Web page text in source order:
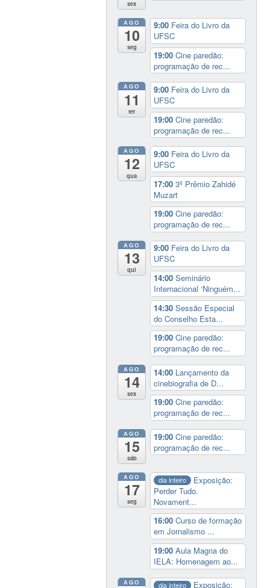
sex
AGO
10
seg
9:00 Feira do Livro da
UFSC
19:00Cine paredão:
programação de rec...
AGO
11
ter
9:00 Feira do Livro da
UFSC
19:00Cine paredão:
programação de rec...
AGO
12
qua
9:00 Feira do Livro da
UFSC
17:003º Prêmio Zahidé
Muzart
19:00Cine paredão:
programação de rec...
AGO
13
qui
9:00 Feira do Livro da
UFSC
14:00Seminário
Internacional ‘Ninguém...
14:30Sessão Especial
do Conselho Esta...
19:00Cine paredão:
programação de rec...
AGO
14
sex
14:00 Lançamento da
cinebiografia de D...
19:00Cine paredão:
programação de rec...
AGO
15
sáb
19:00Cine paredão:
programação de rec...
AGO
17
seg
dia inteiro
Exposição:
Perder Tudo.
Novament...
16:00Curso de formação
em Jornalismo ...
19:00Aula Magna do
IELA: Homenagem ao...
AGO dia inteiro Exposição: